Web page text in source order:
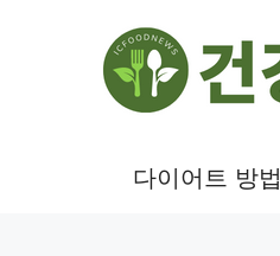
다이어트 방법